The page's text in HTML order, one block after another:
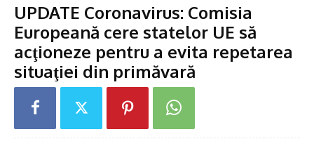
UPDATE Coronavirus: Comisia
Europeană cere statelor UE să
acţioneze pentru a evita repetarea
situaţiei din primăvară